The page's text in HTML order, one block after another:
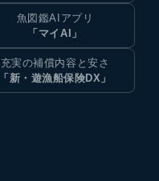
魚図鑑AIアプリ
「マイAI」
充実の補償内容と安さ
「新・遊漁船保険DX」